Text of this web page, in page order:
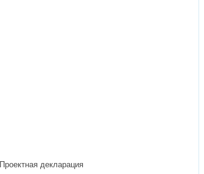
Проектная декларация